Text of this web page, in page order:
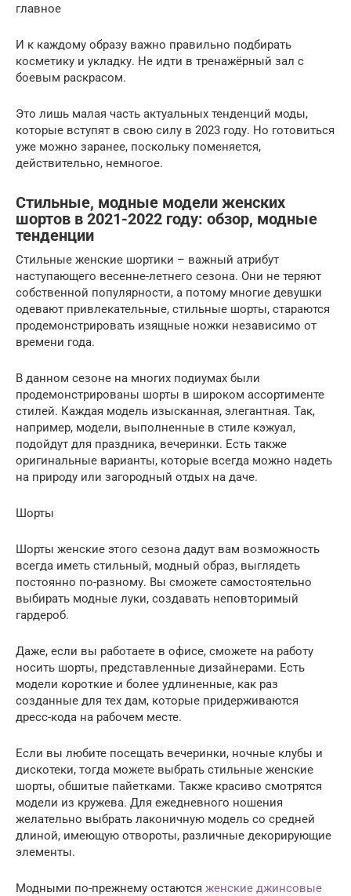
главное
И к каждому образу важно правильно подбирать
косметику и укладку. Не идти в тренажёрный зал с
боевым раскрасом.
Это лишь малая часть актуальных тенденций моды,
которые вступят в свою силу в 2023 году. Но готовиться
уже можно заранее, поскольку поменяется,
действительно, немногое.
Стильные, модные модели женских
шортов в 2021-2022 году: обзор, модные
тенденции
Стильные женские шортики – важный атрибут
наступающего весенне-летнего сезона. Они не теряют
собственной популярности, а потому многие девушки
одевают привлекательные, стильные шорты, стараются
продемонстрировать изящные ножки независимо от
времени года.
В данном сезоне на многих подиумах были
продемонстрированы шорты в широком ассортименте
стилей. Каждая модель изысканная, элегантная. Так,
например, модели, выполненные в стиле кэжуал,
подойдут для праздника, вечеринки. Есть также
оригинальные варианты, которые всегда можно надеть
на природу или загородный отдых на даче.
Шорты
Шорты женские этого сезона дадут вам возможность
всегда иметь стильный, модный образ, выглядеть
постоянно по-разному. Вы сможете самостоятельно
выбирать модные луки, создавать неповторимый
гардероб.
Даже, если вы работаете в офисе, сможете на работу
носить шорты, представленные дизайнерами. Есть
модели короткие и более удлиненные, как раз
созданные для тех дам, которые придерживаются
дресс-кода на рабочем месте.
Если вы любите посещать вечеринки, ночные клубы и
дискотеки, тогда можете выбрать стильные женские
шорты, обшитые пайетками. Также красиво смотрятся
модели из кружева. Для ежедневного ношения
желательно выбрать лаконичную модель со средней
длиной, имеющую отвороты, различные декорирующие
элементы.
Модными по-прежнему остаются женские джинсовые